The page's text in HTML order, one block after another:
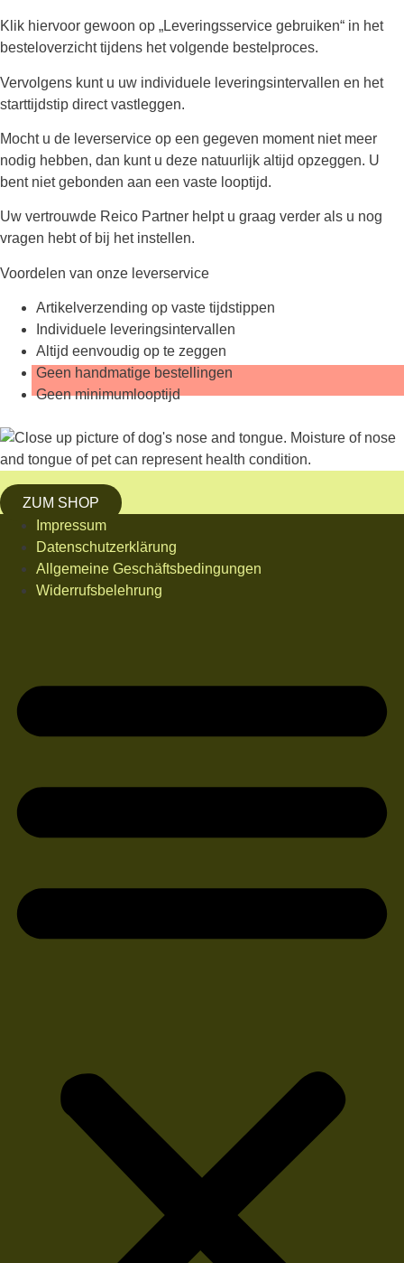
Klik hiervoor gewoon op „Leveringsservice gebruiken“ in het
besteloverzicht tijdens het volgende bestelproces.
Vervolgens kunt u uw individuele leveringsintervallen en het
starttijdstip direct vastleggen.
Mocht u de leverservice op een gegeven moment niet meer
nodig hebben, dan kunt u deze natuurlijk altijd opzeggen. U
bent niet gebonden aan een vaste looptijd.
Uw vertrouwde Reico Partner helpt u graag verder als u nog
vragen hebt of bij het instellen.
Voordelen van onze leverservice
Artikelverzending op vaste tijdstippen
Individuele leveringsintervallen
Altijd eenvoudig op te zeggen
Geen handmatige bestellingen
Geen minimumlooptijd
ZUM SHOP
Impressum
Datenschutzerklärung
Allgemeine Geschäftsbedingungen
Widerrufsbelehrung